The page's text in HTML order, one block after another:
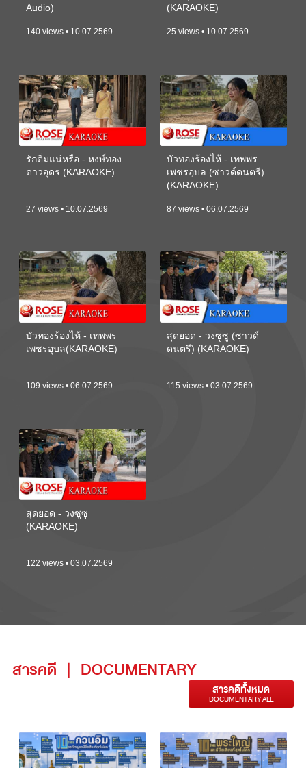
Audio)
140 views • 10.07.2569
(KARAOKE)
25 views • 10.07.2569
รักติ๋มแน่หรือ - หงษ์ทอง
ดาวอุดร (KARAOKE)
27 views • 10.07.2569
บัวทองร้องไห้ - เทพพร
เพชรอุบล (ซาวด์ดนตรี)
(KARAOKE)
87 views • 06.07.2569
บัวทองร้องไห้ - เทพพร
เพชรอุบล(KARAOKE)
109 views • 06.07.2569
สุดยอด - วงซูซู (ซาวด์
ดนตรี) (KARAOKE)
115 views • 03.07.2569
สุดยอด - วงซูซู
(KARAOKE)
122 views • 03.07.2569
สารคดี | DOCUMENTARY
สารคดีทั้งหมด
DOCUMENTARY ALL